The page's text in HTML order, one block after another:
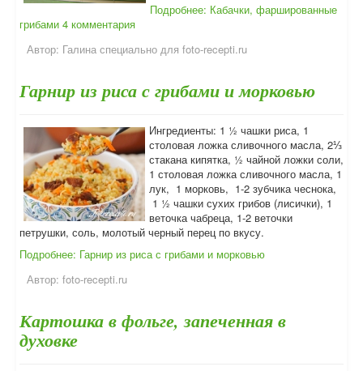
Подробнее: Кабачки, фаршированные
грибами 4 комментария
Автор: Галина специально для foto-recepti.ru
Гарнир из риса с грибами и морковью
Ингредиенты: 1 ½ чашки риса, 1
столовая ложка сливочного масла, 2⅓
стакана кипятка, ½ чайной ложки соли,
1 столовая ложка сливочного масла, 1
лук, 1 морковь, 1-2 зубчика чеснока,
1 ½ чашки сухих грибов (лисички), 1
веточка чабреца, 1-2 веточки
петрушки, соль, молотый черный перец по вкусу.
Подробнее: Гарнир из риса с грибами и морковью
Автор: foto-recepti.ru
Картошка в фольге, запеченная в
духовке